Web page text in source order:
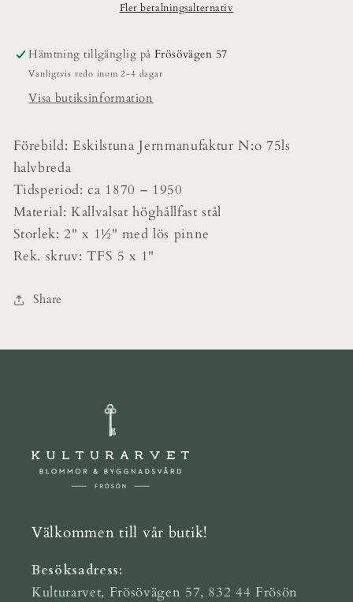
Fler betalningsalternativ
Hämtning tillgänglig på Frösövägen 57
Vanligtvis redo inom 2-4 dagar
Visa butiksinformation
Förebild: Eskilstuna Jernmanufaktur N:o 75ls
halvbreda
Tidsperiod: ca 1870 – 1950
Material: Kallvalsat höghållfast stål
Storlek: 2" x 1½" med lös pinne
Rek. skruv: TFS 5 x 1"
Share
Välkommen till vår butik!
Besöksadress:
Kulturarvet, Frösövägen 57, 832 44 Frösön